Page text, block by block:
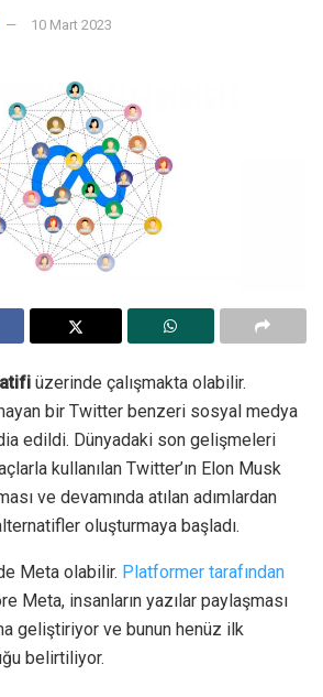
10 Mart 2023
üzerinde çalışmakta olabilir.
bir Twitter benzeri sosyal medya
edildi. Dünyadaki son gelişmeleri
kullanılan Twitter’ın Elon Musk
ve devamında atılan adımlardan
oluşturmaya başladı.
Meta olabilir. Platformer tarafından
Meta, insanların yazılar paylaşması
geliştiriyor ve bunun henüz ilk
belirtiliyor.